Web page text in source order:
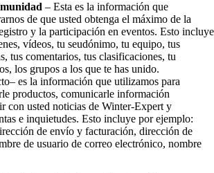
– Esta es la información que
de que usted obtenga el máximo de la
y la participación en eventos. Esto incluye
vídeos, tu seudónimo, tu equipo, tus
tus comentarios, tus clasificaciones, tu
los grupos a los que te has unido.
es la información que utilizamos para
productos, comunicarle información
con usted noticias de Winter-Expert y
e inquietudes. Esto incluye por ejemplo:
de envío y facturación, dirección de
de usuario de correo electrónico, nombre